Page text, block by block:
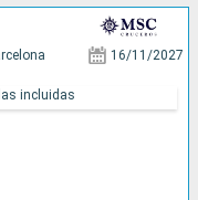
16/11/2027
incluidas